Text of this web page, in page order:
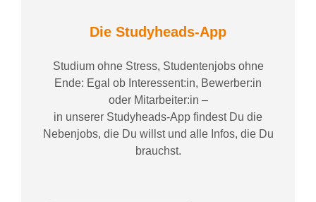
Die Studyheads-App
Studium ohne Stress, Studentenjobs ohne
Ende: Egal ob Interessent:in, Bewerber:in
oder Mitarbeiter:in –
in unserer Studyheads-App findest Du die
Nebenjobs, die Du willst und alle Infos, die Du
brauchst.